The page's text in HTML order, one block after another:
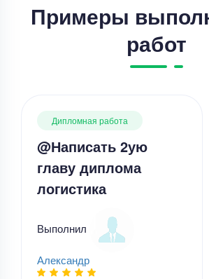
Примеры
работ
Дипломная работа
@Написать 2ую
главу диплома
логистика
Выполнил
Александр